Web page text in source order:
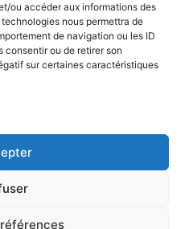
ou accéder aux informations des
nous permettra de
de navigation ou les ID
consentir ou de retirer son
sur certaines caractéristiques
recrutement@pubos.fren
vous postulez dans l’objet
et participez à notre succès